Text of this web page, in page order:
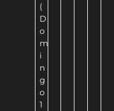
(
D
o
m
i
n
g
o
1